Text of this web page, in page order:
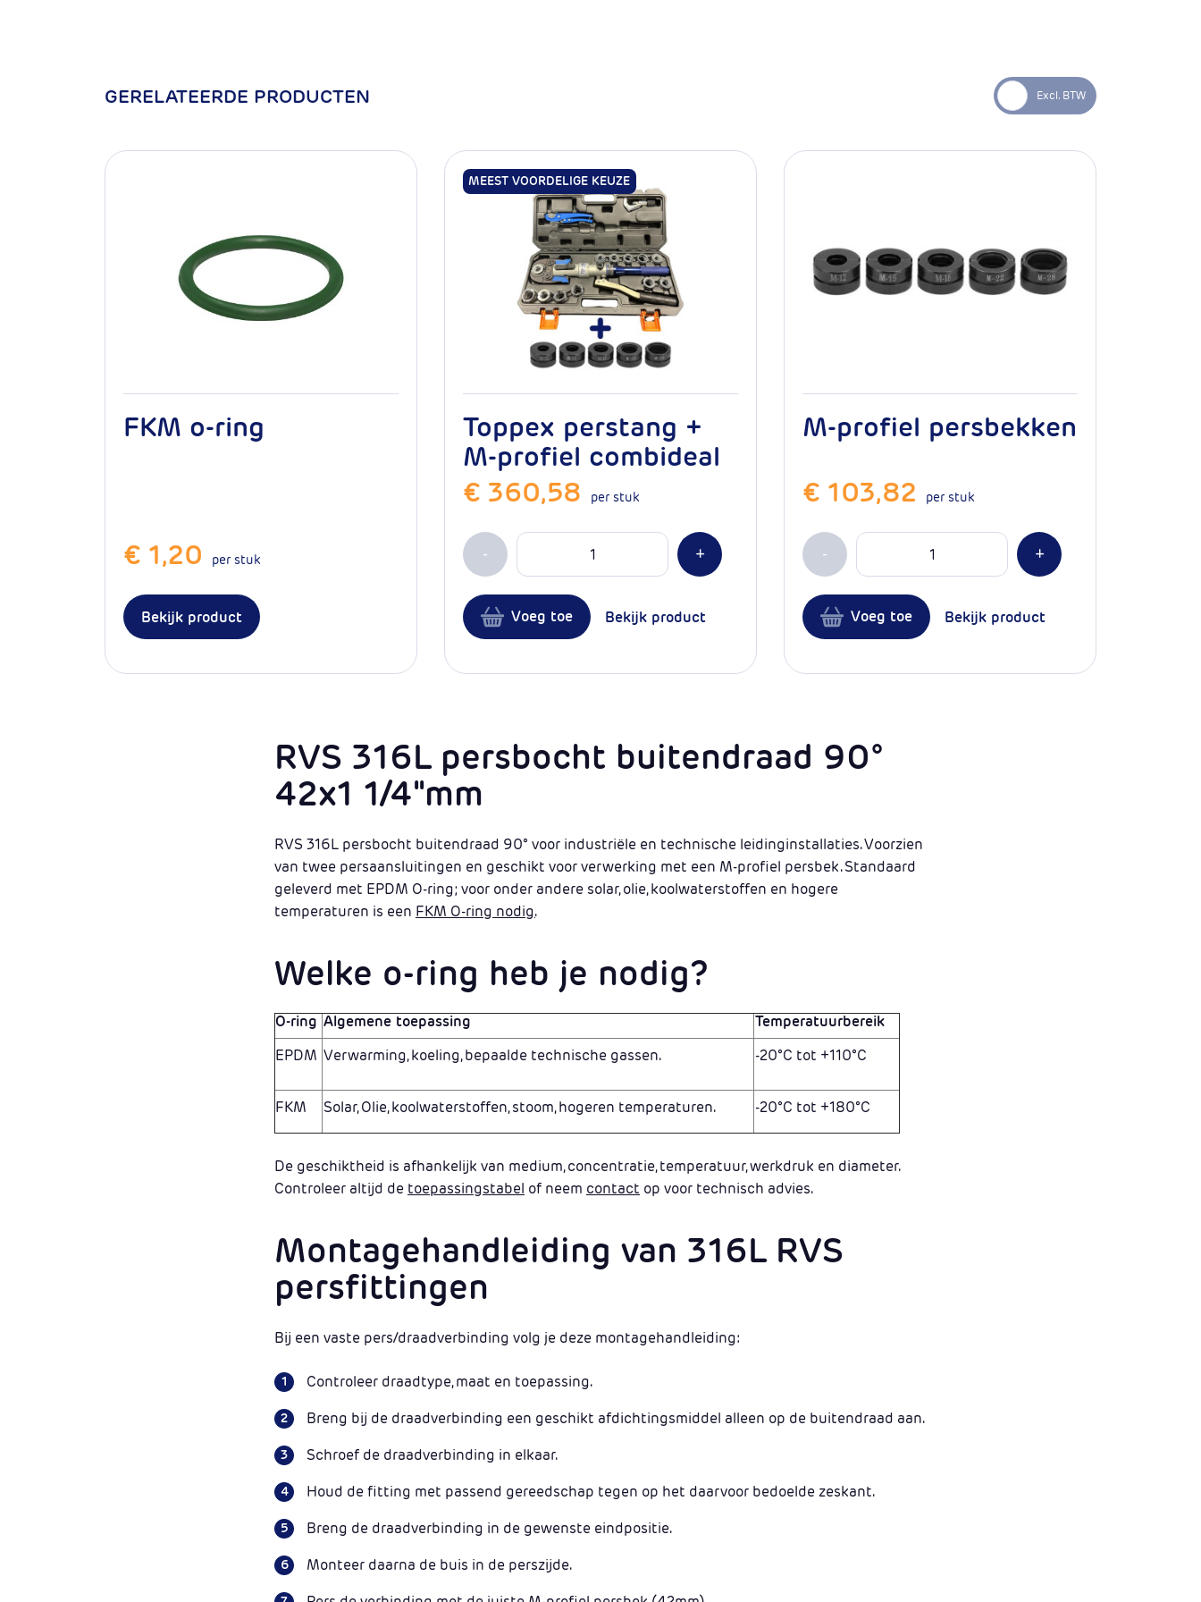
Type perskoppeling
M
17.100.022
mm
GERELATEERDE PRODUCTEN
FKM o-ring
€ 1,20 per stuk
Bekijk product
MEEST VOORDELIGE KEUZE
Toppex perstang +
M-profiel combideal
€ 360,58
per stuk
- Min 1
Aantal
+Plus 1
Voeg toe Bekijk product
M-profiel persbekken
€ 103,82
per stuk
- Min 1
Aantal
+Plus 1
Voeg toe Bekijk product
RVS 316L persbocht buitendraad 90°
42x1 1/4"mm
RVS 316L persbocht buitendraad 90° voor industriële en technische leidinginstallaties. Voorzien
van twee persaansluitingen en geschikt voor verwerking met een M-profiel persbek. Standaard
geleverd met EPDM O-ring; voor onder andere solar, olie, koolwaterstoffen en hogere
temperaturen is een FKM O-ring nodig.
Welke o-ring heb je nodig?
O-ring Algemene toepassing
Temperatuurbereik
EPDM Verwarming, koeling, bepaalde technische gassen. -20°C tot +110°C
FKM Solar, Olie, koolwaterstoffen, stoom, hogeren temperaturen. -20°C tot +180°C
De geschiktheid is afhankelijk van medium, concentratie, temperatuur, werkdruk en diameter.
Controleer altijd de toepassingstabel of neem contact op voor technisch advies.
Montagehandleiding van 316L RVS
persfittingen
Bij een vaste pers/draadverbinding volg je deze montagehandleiding:
Controleer draadtype, maat en toepassing.
Breng bij de draadverbinding een geschikt afdichtingsmiddel alleen op de buitendraad aan.
Schroef de draadverbinding in elkaar.
Houd de fitting met passend gereedschap tegen op het daarvoor bedoelde zeskant.
Breng de draadverbinding in de gewenste eindpositie.
Monteer daarna de buis in de perszijde.